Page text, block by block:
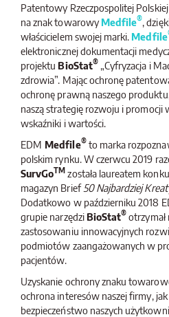
Zespół badawczy CBR Biostat
HaloDoctor.pl, poświęcony jednemu
23Czerwiec2026
BioStat rozwija HaloDoctor:
otyłości już dostępny
Centrum Badawczo-Rozwojowe
platformy HaloDoctor o dedykowany
Patentowy Rzeczpospolitej
na znak towarowyMedfile®,
właścicielem swojej marki. Medfile
elektronicznej dokumentacji
projektu BioStat®„Cyfryzacja i
zdrowia”. Mając ochronę
ochronę prawną naszego
naszą strategię rozwoju i promocji
wskaźniki i wartości.
EDM Medfile®to marka
polskim rynku. W czerwcu 2019
SurvGoTMzostała laureatem
magazyn Brief 50 Najbardziej
Dodatkowo w październiku 2018
grupie narzędzi BioStat®
zastosowaniu innowacyjnych
podmiotów zaangażowanych w
pacjentów.
Uzyskanie ochrony znaku
ochrona interesów naszej firmy,
bezpieczeństwo naszych